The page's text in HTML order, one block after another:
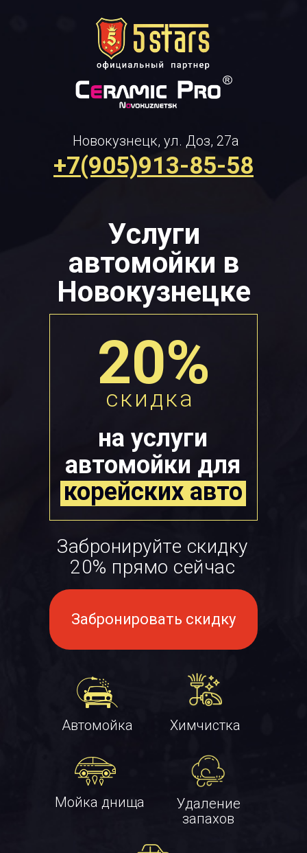
Услуги
автомойки в
Новокузнецке
+7(905)913-85-58
Новокузнецк, ул. Доз, 27а
20%
скидка
на услуги
автомойки для
корейских авто
Автомойка Химчистка
Мойка днища
Удаление
запахов
Забронировать скидку
Забронируйте скидку
20% прямо сейчас